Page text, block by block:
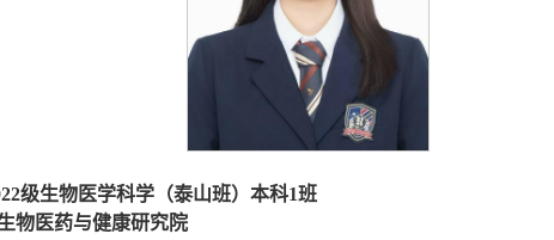
级生物医学科学（泰山班）本科1班
物医药与健康研究院